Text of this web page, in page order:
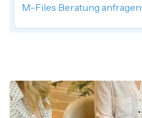
M-Files Beratung anfragen